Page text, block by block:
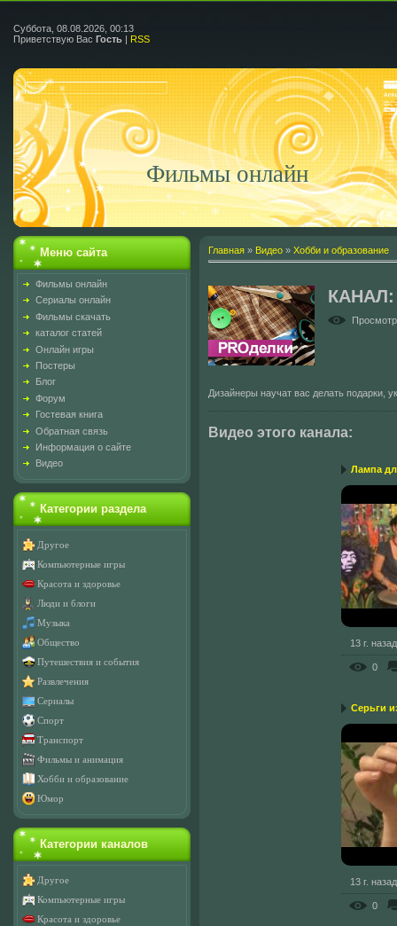
Суббота, 08.08.2026, 00:13
Приветствую Вас Гость | RSS
Фильмы онлайн
Меню сайта
Фильмы онлайн
Сериалы онлайн
Фильмы скачать
каталог статей
Онлайн игры
Постеры
Блог
Форум
Гостевая книга
Обратная связь
Информация о сайте
Видео
Категории раздела
Другое
Компьютерные игры
Красота и здоровье
Люди и блоги
Музыка
Общество
Путешествия и события
Развлечения
Сериалы
Спорт
Транспорт
Фильмы и анимация
Хобби и образование
Юмор
Категории каналов
Другое
Компьютерные игры
Красота и здоровье
Главная » Видео » Хобби и образование
КАНАЛ:
Дизайнеры научат вас делать подарки,
Видео этого канала:
Лампа
13 г. назад
0
Серьги
13 г. назад
0